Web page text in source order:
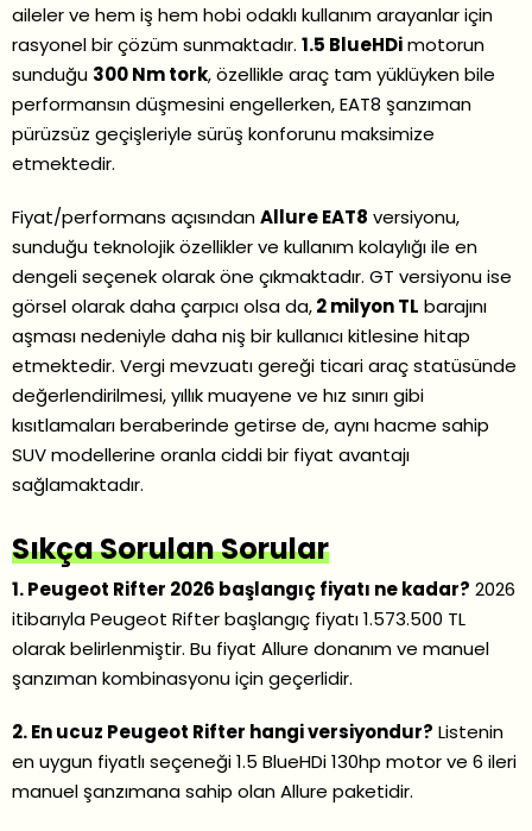
aileler ve hem iş hem hobi odaklı kullanım arayanlar için
rasyonel bir çözüm sunmaktadır. 1.5 BlueHDimotorun
sunduğu 300 Nm tork, özellikle araç tam yüklüyken bile
performansın düşmesini engellerken, EAT8 şanzıman
pürüzsüz geçişleriyle sürüş konforunu maksimize
etmektedir.
Fiyat/performans açısındanAllure EAT8 versiyonu,
sunduğu teknolojik özellikler ve kullanım kolaylığı ile en
dengeli seçenek olarak öne çıkmaktadır. GT versiyonu ise
görsel olarak daha çarpıcı olsa da,2 milyon TL barajını
aşması nedeniyle daha niş bir kullanıcı kitlesine hitap
etmektedir. Vergi mevzuatı gereği ticari araç statüsünde
değerlendirilmesi, yıllık muayene ve hız sınırı gibi
kısıtlamaları beraberinde getirse de, aynı hacme sahip
SUV modellerine oranla ciddi bir fiyat avantajı
sağlamaktadır.
Sıkça Sorulan Sorular
1. Peugeot Rifter 2026 başlangıç fiyatı ne kadar? 2026
itibarıyla Peugeot Rifter başlangıç fiyatı 1.573.500 TL
olarak belirlenmiştir. Bu fiyat Allure donanım ve manuel
şanzıman kombinasyonu için geçerlidir.
2. En ucuz Peugeot Rifter hangi versiyondur? Listenin
en uygun fiyatlı seçeneği 1.5 BlueHDi 130hp motor ve 6 ileri
manuel şanzımana sahip olan Allure paketidir.